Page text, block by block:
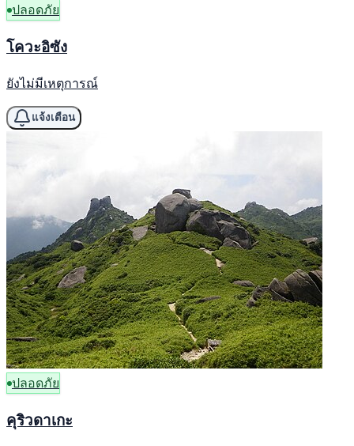
ปลอดภัย
โควะอิซัง
ยังไม่มีเหตุการณ์
แจ้งเตือน
ปลอดภัย
คุริวดาเกะ